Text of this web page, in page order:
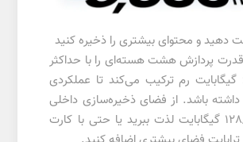
دهید و محتوای بیشتری را ذخیره کنید
Galaxy A22 قدرت پردازش هشت هسته‌ای را با حداکثر
4 گیگابایت/6 گیگابایت رم ترکیب می‌کند تا عملکردی
داشته باشد. از فضای ذخیره‌سازی داخلی
64 گیگابایت/128 گیگابایت لذت ببرید یا حتی با کارت